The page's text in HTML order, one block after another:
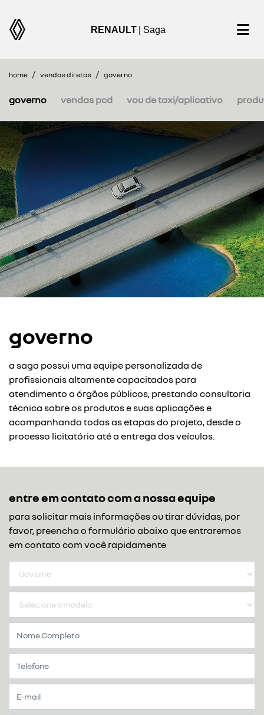
RENAULT | Saga
home vendas diretas governo
vendas pcd vou de taxi/aplicativo
governo
governo
a saga possui uma equipe personalizada de
profissionais altamente capacitados para
atendimento a órgãos públicos, prestando consultoria
técnica sobre os produtos e suas aplicações e
acompanhando todas as etapas do projeto, desde o
processo licitatório até a entrega dos veículos.
entre em contato com a nossa equipe
para solicitar mais informações ou tirar dúvidas, por
favor, preencha o formulário abaixo que entraremos
em contato com você rapidamente